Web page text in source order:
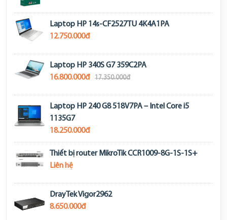
Laptop HP 14s-CF2527TU 4K4A1PA
12.750.000đ
Laptop HP 340S G7 359C2PA
16.800.000đ
17.350.000đ
Laptop HP 240 G8 518V7PA – Intel Core i5
1135G7
18.250.000đ
Thiết bị router MikroTik CCR1009-8G-1S-1S+
Liên hệ
DrayTek Vigor2962
8.650.000đ